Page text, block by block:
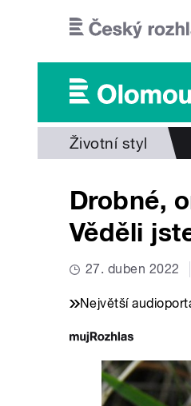
Životní styl
Drobné,
Věděli
27. duben 2022
Největší